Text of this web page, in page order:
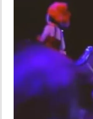
INSÓLITAS
MULTIMEDIA
IMPRESO